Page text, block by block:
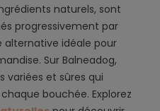
naturels, sont
progressivement par
alternative idéale pour
Sur Balneadog,
variées et sûres qui
bouchée. Explorez